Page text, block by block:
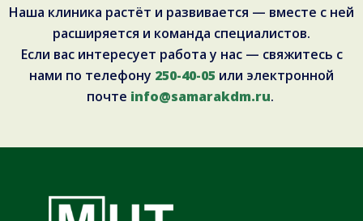
Наша клиника растёт и развивается — вместе с ней
расширяется и команда специалистов.
Если вас интересует работа у нас — свяжитесь с
нами по телефону 250-40-05 или электронной
почте info@samarakdm.ru.